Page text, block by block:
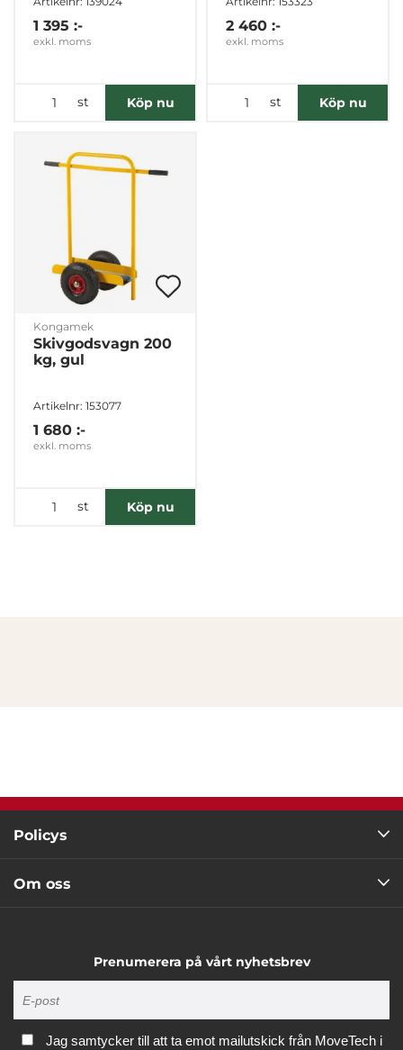
Statistik
Marknadsföring
Tillåt alla
Tillåt urval
1 395 :-
exkl. moms
st Köp nu
2 460 :-
exkl. moms
st Köp nu
Kongamek
Skivgodsvagn 200
kg, gul
Artikelnr: 153077
1 680 :-
exkl. moms
st Köp nu
Policys
Om oss
Prenumerera på vårt nyhetsbrev
Jag samtycker till att ta emot mailutskick från MoveTech i